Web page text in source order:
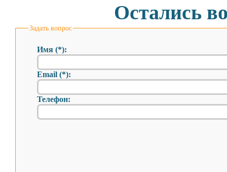
Остались
Задать вопрос
Имя (*):
Email (*):
Телефон: